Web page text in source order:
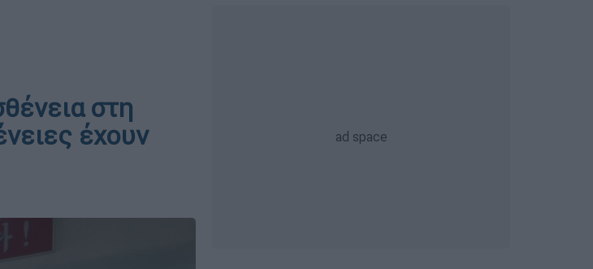
στη
έχουν